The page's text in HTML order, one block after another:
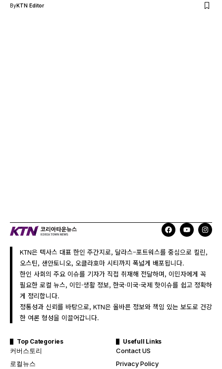
ByKTN Editor
KTN은 텍사스 대표 한인 주간지로, 달라스–포트워스를 중심으로 킬린,
오스틴, 샌안토니오, 오클라호마 시티까지 폭넓게 배포됩니다.
한인 사회의 주요 이슈를 기자가 직접 취재해 전달하며, 이민자에게 꼭
필요한 로컬 뉴스, 이민·생활 정보, 한국·미국·국제 핫이슈를 쉽고 정확하
게 정리합니다.
정통성과 신뢰를 바탕으로, KTN은 올바른 정보와 책임 있는 보도로 건강
한 여론 형성을 이끌어갑니다.
Top Categories
커버스토리
로컬뉴스
Usefull Links
Contact US
Privacy Policy